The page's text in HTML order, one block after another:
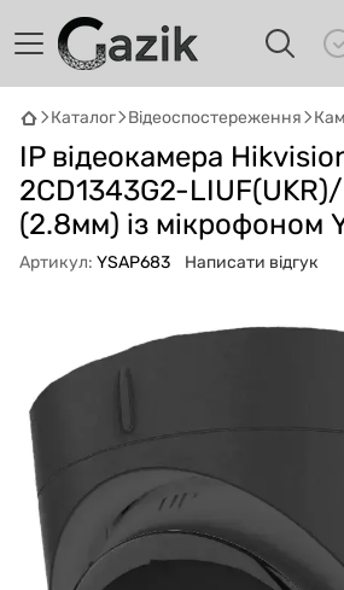
Каталог Відеоспостереження
IP відеокамера
2CD1343G2-
(2.8мм) із мікрофоном
Артикул: YSAP683 Написати відгук
GAZIKAI
Онлайн · пошук техніки
Привіт! 👋 Я Gazik AI —
підібрати вживану комп'ютерну
Що шукаєш?